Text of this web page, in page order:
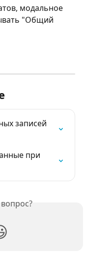
модальное
"Общий
записей
при